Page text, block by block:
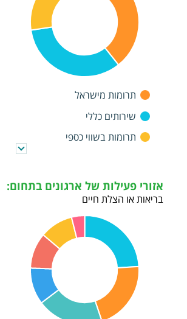
תרומות מישראל
שירותים כללי
תרומות בשווי כספי
תמיכות מרשויות מקומיות
אזורי פעילות של ארגונים בתחום:
בריאות או הצלת חיים